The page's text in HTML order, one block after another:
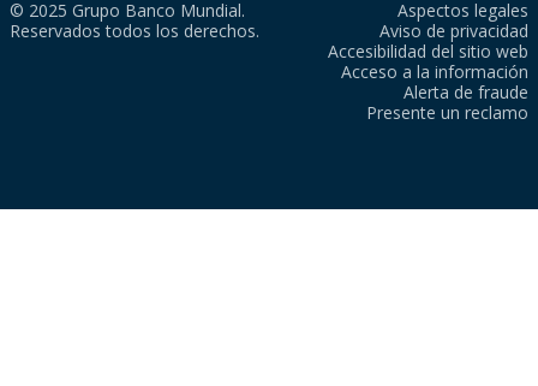
© 2025 Grupo Banco Mundial.
Reservados todos los derechos.
Aspectos legales
Aviso de privacidad
Accesibilidad del sitio web
Acceso a la información
Alerta de fraude
Presente un reclamo